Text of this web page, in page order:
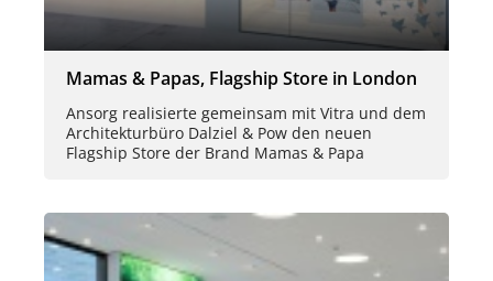
Mamas & Papas, Flagship Store in London
Ansorg realisierte gemeinsam mit Vitra und dem
Architekturbüro Dalziel & Pow den neuen
Flagship Store der Brand Mamas & Papa